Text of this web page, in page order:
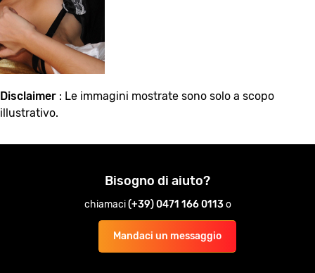
Disclaimer : Le immagini mostrate sono solo a scopo
illustrativo.
Bisogno di aiuto?
chiamaci(+39) 0471 166 0113o
Mandaci un messaggio